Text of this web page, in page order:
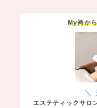
My袴か
＼
エステティックサロ